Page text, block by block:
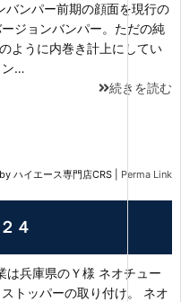
ンパー前期の顔面を現行の
ジョンバンパー。ただの純
ように内巻き計上にしてい
ン…
続きを読む
by ハイエース専門店CRS Perma Link
４
兵庫県のＹ様 ネオチュー
トッパーの取り付け。 ネオ